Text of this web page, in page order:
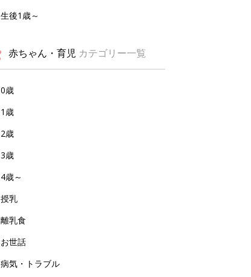
生後1歳～
赤ちゃん・育児 カテゴリー一覧
0歳
1歳
2歳
3歳
4歳～
授乳
離乳食
お世話
病気・トラブル